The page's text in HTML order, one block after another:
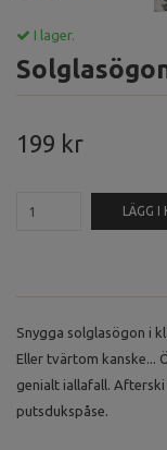
I lager.
199 kr
LÄGG I
Snygga solglasögon i
Eller tvärtom kanske...
genialt iallafall. Afterski
putsdukspåse.